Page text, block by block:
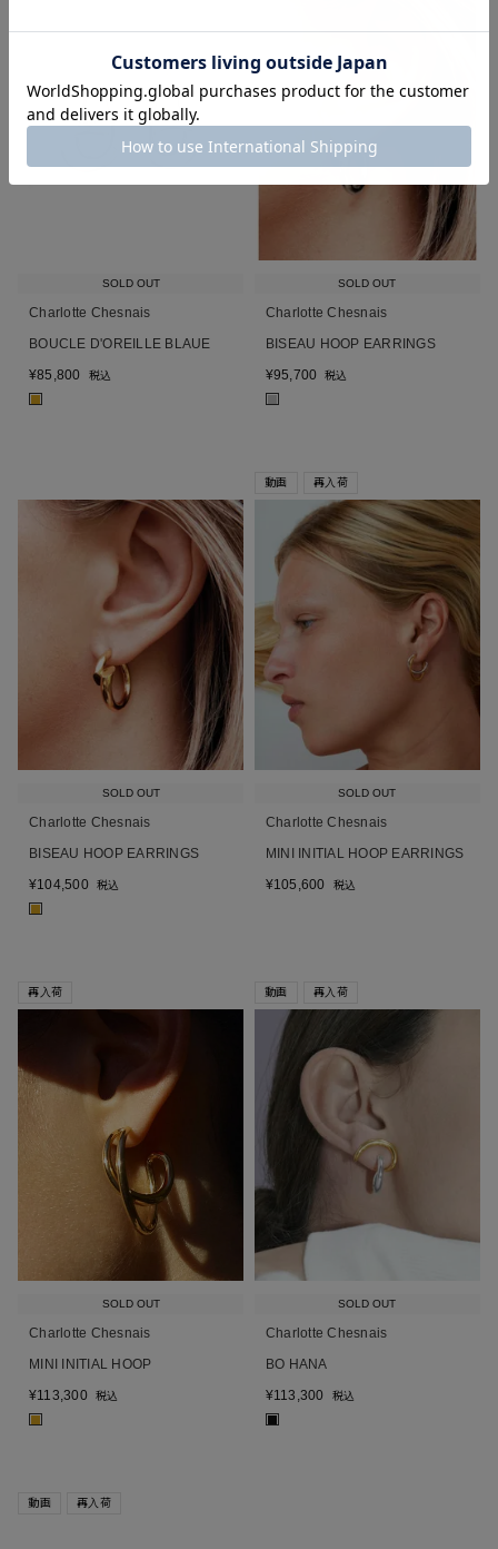
SOLD OUT
Charlotte Chesnais
BOUCLE D'OREILLE BLAUE
¥85,800 税込
■
SOLD OUT
Charlotte Chesnais
BISEAU HOOP EARRINGS
¥95,700 税込
■
SOLD OUT
Charlotte Chesnais
BISEAU HOOP EARRINGS
¥104,500 税込
SOLD OUT
動画 再入荷
Charlotte Chesnais
MINI INITIAL HOOP EARRINGS
¥105,600 税込
SOLD OUT
再入荷
Charlotte Chesnais
MINI INITIAL HOOP
¥113,300 税込
■
SOLD OUT
動画 再入荷
Charlotte Chesnais
BO HANA
¥113,300 税込
■
動画 再入荷